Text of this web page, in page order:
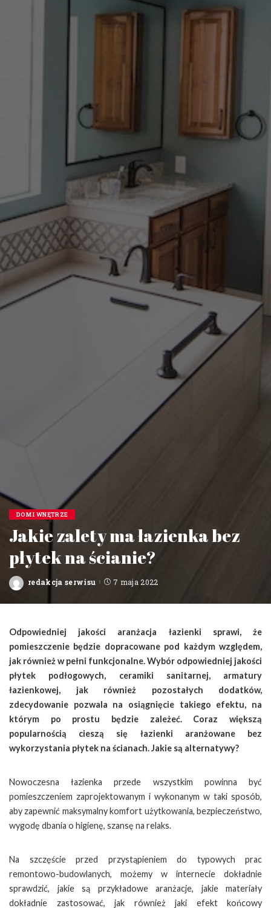
DOM I WNĘTRZE
Jakie zalety ma łazienka bez
płytek na ścianie?
Posted
redakcja serwisu 7 maja 2022
Odpowiedniej jakości aranżacja łazienki sprawi, że
pomieszczenie będzie dopracowane pod każdym względem,
jak również w pełni funkcjonalne. Wybór odpowiedniej jakości
płytek podłogowych, ceramiki sanitarnej, armatury
łazienkowej, jak również pozostałych dodatków,
zdecydowanie pozwala na osiągnięcie takiego efektu, na
którym po prostu będzie zależeć. Coraz większą
popularnością cieszą się łazienki aranżowane bez
wykorzystania płytek na ścianach. Jakie są alternatywy?
Nowoczesna łazienka przede wszystkim powinna być
pomieszczeniem zaprojektowanym i wykonanym w taki sposób,
aby zapewnić maksymalny komfort użytkowania, bezpieczeństwo,
wygodę dbania o higienę, szansę na relaks.
Na szczęście przed przystąpieniem do typowych prac
remontowo-budowlanych, możemy w internecie dokładnie
sprawdzić, jakie są przykładowe aranżacje, jakie materiały
dokładnie zastosować, jak również jaki efekt końcowy